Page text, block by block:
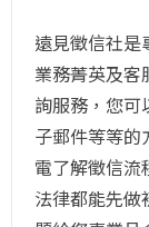
遠見徵信社是
業務菁英及客
詢服務，您可
子郵件等等的
電了解徵信
法律都能先做